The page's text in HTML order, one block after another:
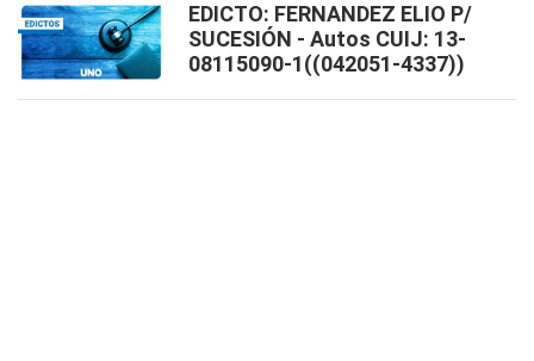
EDICTO: FERNANDEZ ELIO P/
SUCESIÓN - Autos CUIJ: 13-
08115090-1((042051-4337))